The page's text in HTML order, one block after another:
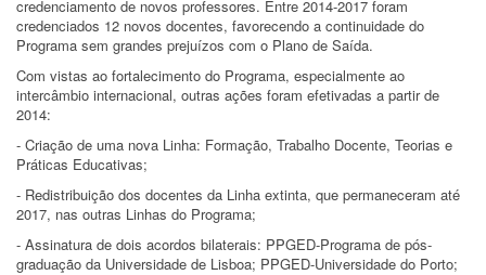
credenciamento de novos professores. Entre 2014-2017 foram
credenciados 12 novos docentes, favorecendo a continuidade do
Programa sem grandes prejuízos com o Plano de Saída.
Com vistas ao fortalecimento do Programa, especialmente ao
intercâmbio internacional, outras ações foram efetivadas a partir de
2014:
- Criação de uma nova Linha: Formação, Trabalho Docente, Teorias e
Práticas Educativas;
- Redistribuição dos docentes da Linha extinta, que permaneceram até
2017, nas outras Linhas do Programa;
- Assinatura de dois acordos bilaterais: PPGED-Programa de pós-
graduação da Universidade de Lisboa; PPGED-Universidade do Porto;